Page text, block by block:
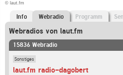
© laut.fm
Info Webradio Programm
Webradios von laut.fm
15836 Webradio
Sonstiges
laut.fm radio-dagobert